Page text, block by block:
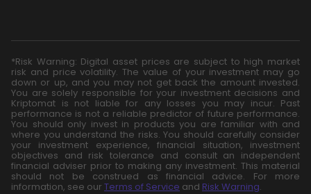
*Risk Warning: Digital asset prices are subject to high market
risk and price volatility. The value of your investment may go
down or up, and you may not get back the amount invested.
You are solely responsible for your investment decisions and
Kriptomat is not liable for any losses you may incur. Past
performance is not a reliable predictor of future performance.
You should only invest in products you are familiar with and
where you understand the risks. You should carefully consider
your investment experience, financial situation, investment
objectives and risk tolerance and consult an independent
financial adviser prior to making any investment. This material
should not be construed as financial advice. For more
information, see our Terms of Service and Risk Warning.